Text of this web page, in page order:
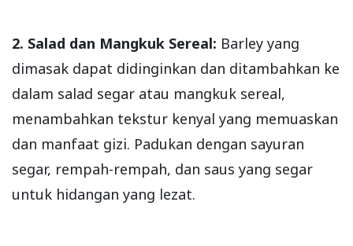
2. Salad dan Mangkuk Sereal: Barley yang
dimasak dapat didinginkan dan ditambahkan ke
dalam salad segar atau mangkuk sereal,
menambahkan tekstur kenyal yang memuaskan
dan manfaat gizi. Padukan dengan sayuran
segar, rempah-rempah, dan saus yang segar
untuk hidangan yang lezat.